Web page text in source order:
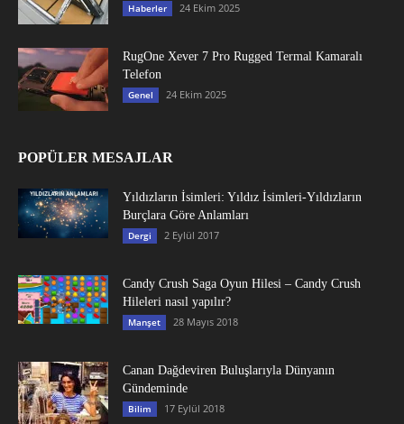
Haberler 24 Ekim 2025
RugOne Xever 7 Pro Rugged Termal Kamaralı
Telefon
Genel 24 Ekim 2025
POPÜLER MESAJLAR
Yıldızların İsimleri: Yıldız İsimleri-Yıldızların
Burçlara Göre Anlamları
Dergi 2 Eylül 2017
Candy Crush Saga Oyun Hilesi – Candy Crush
Hileleri nasıl yapılır?
Manşet 28 Mayıs 2018
Canan Dağdeviren Buluşlarıyla Dünyanın
Gündeminde
Bilim 17 Eylül 2018